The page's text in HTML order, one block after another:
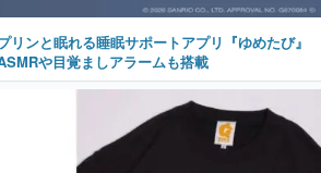
リンと眠れる睡眠サポートアプリ『ゆめたび』
や目覚ましアラームも搭載